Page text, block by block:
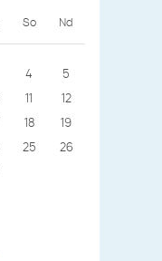
So Nd
4 5
11 12
18 19
25 26